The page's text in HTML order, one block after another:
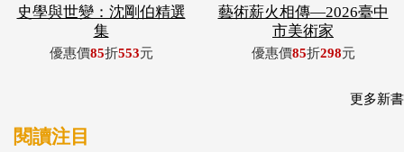
史學與世變：沈剛伯精選
集
優惠價85折553元
藝術薪火相傳—2026臺中
市美術家
優惠價85折298元
更多新書
閱讀注目